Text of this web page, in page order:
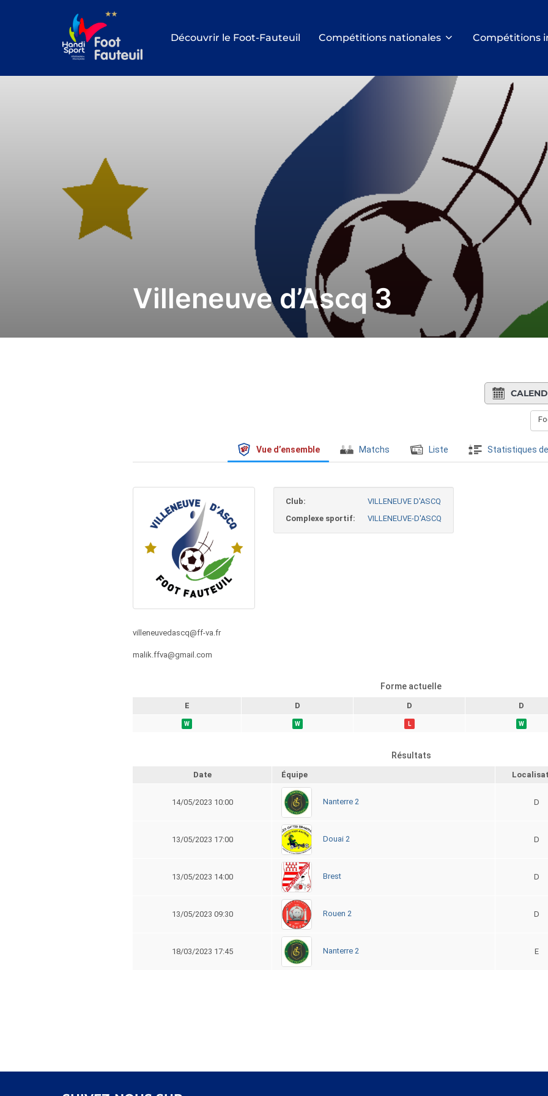
Découvrir le Foot-Fauteuil Compétitions nationales Compétitions
Villeneuve d’Ascq 3
Vue d’ensemble Matchs Liste Statistiques
Club:
VILLENEUVE D'ASCQ
Complexe sportif:
VILLENEUVE-D'ASCQ
villeneuvedascq@ff-va.fr
malik.ffva@gmail.com
Forme actuelle
E D D D
W W L W
Résultats
Date Équipe
14/05/2023 10:00 Nanterre 2 D
13/05/2023 17:00 Douai 2 D
13/05/2023 14:00 Brest D
13/05/2023 09:30 Rouen 2 D
18/03/2023 17:45 Nanterre 2 E